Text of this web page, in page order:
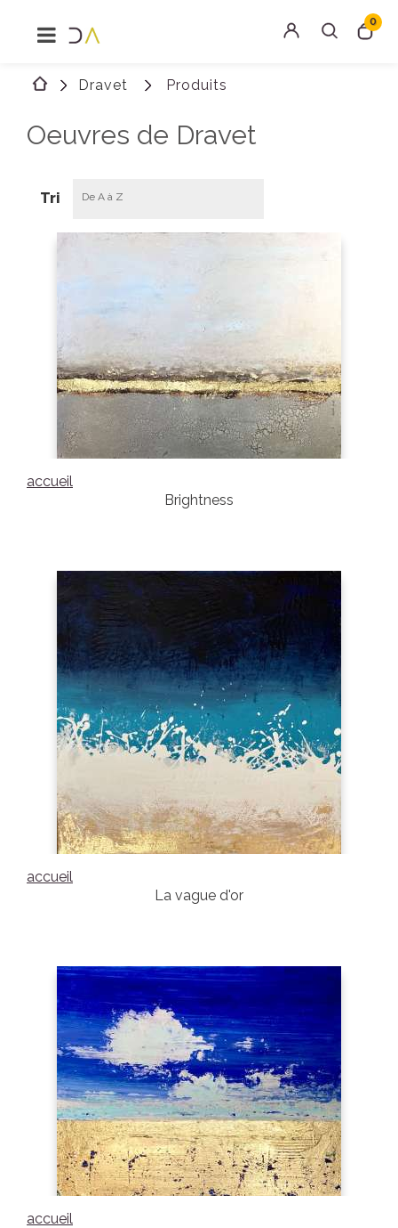
0
Dravet Produits
Oeuvres de Dravet
Tri De A à Z
accueil
Brightness
accueil
La vague d'or
accueil